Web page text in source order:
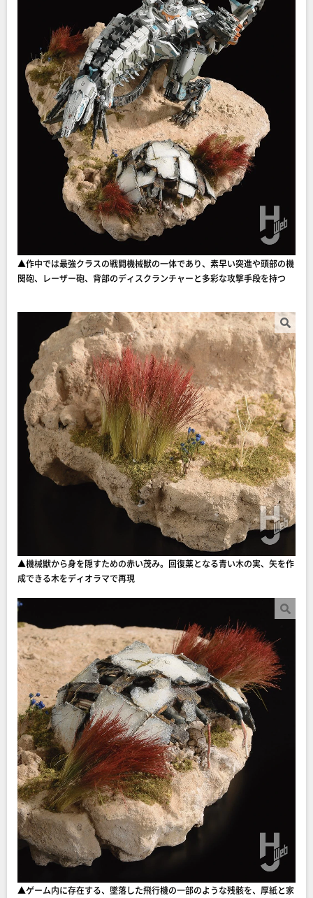
▲作中では最強クラスの戦闘機械獣の一体であり、素早い突進や頭部の機
関砲、レーザー砲、背部のディスクランチャーと多彩な攻撃手段を持つ
▲機械獣から身を隠すための赤い茂み。回復薬となる青い木の実、矢を作
成できる木をディオラマで再現
▲ゲーム内に存在する、墜落した飛行機の一部のような残骸を、厚紙と家